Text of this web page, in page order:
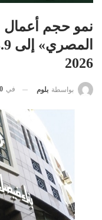
نمو حجم أعمال
2026
بواسطة بلوم في 10